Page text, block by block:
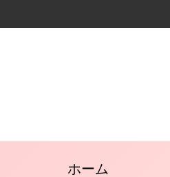
ホーム